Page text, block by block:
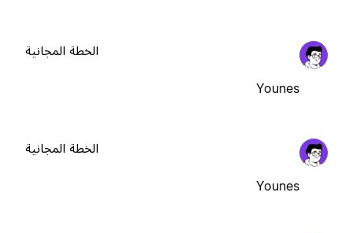
Younes
الخطة المجانية
Younes
الخطة المجانية